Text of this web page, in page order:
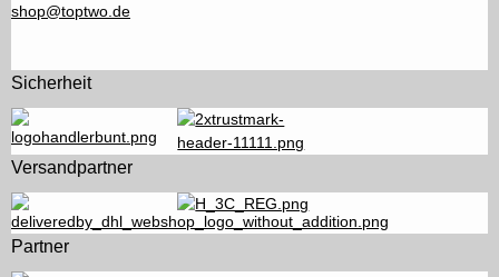
shop@toptwo.de
Sicherheit
Versandpartner
Partner